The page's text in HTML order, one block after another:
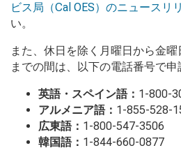
ビス局（Cal OES）のニュースリ
い。
また、休日を除く月曜日から金
までの間は、以下の電話番号で申
英語・スペイン語： 1-800-
アルメニア語： 1-855-528-
広東語： 1-800-547-3506
韓国語： 1-844-660-0877